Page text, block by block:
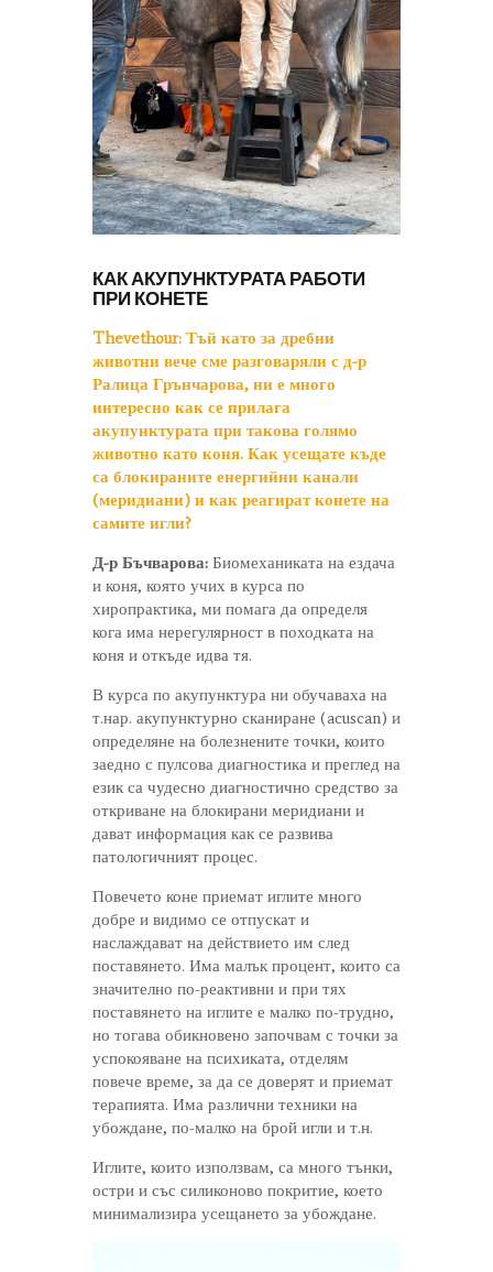
КАК АКУПУНКТУРАТА РАБОТИ
ПРИ КОНЕТЕ
Thevethour: Тъй като за дребни
животни вече сме разговаряли с д-р
Ралица Грънчарова, ни е много
интересно как се прилага
акупунктурата при такова голямо
животно като коня. Как усещате къде
са блокираните енергийни канали
(меридиани) и как реагират конете на
самите игли?
Д-р Бъчварова: Биомеханиката на ездача
и коня, която учих в курса по
хиропрактика, ми помага да определя
кога има нерегулярност в походката на
коня и откъде идва тя.
В курса по акупунктура ни обучаваха на
т.нар. акупунктурно сканиране (acuscan) и
определяне на болезнените точки, които
заедно с пулсова диагностика и преглед на
език са чудесно диагностично средство за
откриване на блокирани меридиани и
дават информация как се развива
патологичният процес.
Повечето коне приемат иглите много
добре и видимо се отпускат и
наслаждават на действието им след
поставянето. Има малък процент, които са
значително по-реактивни и при тях
поставянето на иглите е малко по-трудно,
но тогава обикновено започвам с точки за
успокояване на психиката, отделям
повече време, за да се доверят и приемат
терапията. Има различни техники на
убождане, по-малко на брой игли и т.н.
Иглите, които използвам, са много тънки,
остри и със силиконово покритие, което
минимализира усещането за убождане.